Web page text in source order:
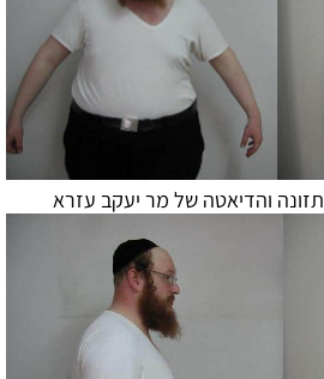
והדיאטה של מר יעקב עזרא